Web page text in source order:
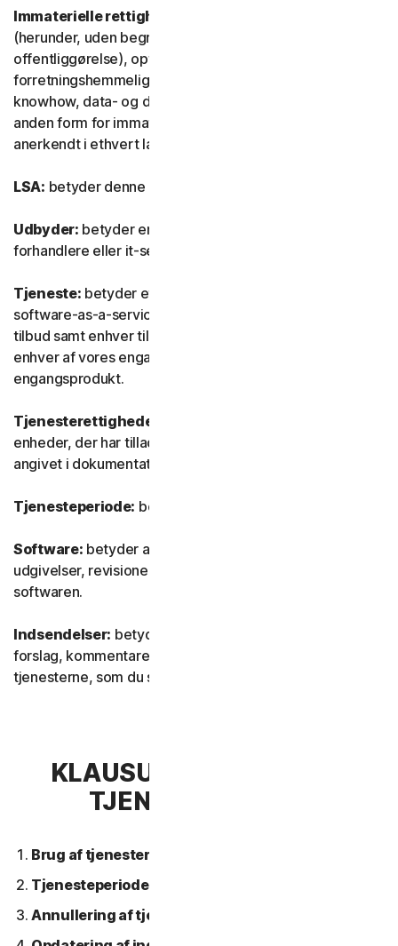
Immaterielle rettigheder:
(herunder, uden begrænsning, patentansøgninger og
offentliggørelse), opfindelser, ophavsrettigheder,
forretningshemmeligheder, ideelle rettigheder,
knowhow, data- og databaserettigheder samt enhver
anden form for immaterielle ejendomsrettigheder, der er
anerkendt i ethvert land eller enhver jurisdiktion i verden.
LSA: betyder denne Licens- og serviceaftale.
Udbyder: betyder enhver af vores autoriserede
forhandlere eller it-serviceudbydere.
Tjeneste: betyder ethvert af vores tjeneste- eller
software-as-a-service (SaaS) abonnementsbaserede
tilbud samt enhver tilknyttet funktion eller tjeneste samt
enhver af vores engangstjenester eller ethvert
engangsprodukt.
Tjenesterettigheder:
enheder, der har tilladelse til at bruge softwaren, som
angivet i dokumentationen.
Tjenesteperiode: betyder tjenestens varighed.
Software: betyder al vores software, inklusive
udgivelser, revisioner, opdateringer eller forbedringer af
softwaren.
Indsendelser: betyder al feedback, alle anmeldelser,
forslag, kommentarer eller ideer vedrørende
tjenesterne, som du sender til os.
KLAUSUL 2 – GENERELLE
TJENESTEVILKÅR
Brug af tjenesterne.
Tjenesteperiode.
Annullering af tjeneste.